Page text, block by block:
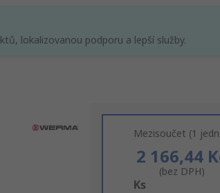
lokalizovanou podporu a lepší služby.
Mezisoučet (1
2 166,44
(bez DPH)
Add
Ks